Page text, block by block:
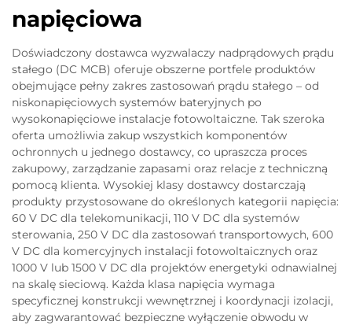
napięciowa
Doświadczony dostawca wyzwalaczy nadprądowych prądu
stałego (DC MCB) oferuje obszerne portfele produktów
obejmujące pełny zakres zastosowań prądu stałego – od
niskonapięciowych systemów bateryjnych po
wysokonapięciowe instalacje fotowoltaiczne. Tak szeroka
oferta umożliwia zakup wszystkich komponentów
ochronnych u jednego dostawcy, co upraszcza proces
zakupowy, zarządzanie zapasami oraz relacje z techniczną
pomocą klienta. Wysokiej klasy dostawcy dostarczają
produkty przystosowane do określonych kategorii napięcia:
60 V DC dla telekomunikacji, 110 V DC dla systemów
sterowania, 250 V DC dla zastosowań transportowych, 600
V DC dla komercyjnych instalacji fotowoltaicznych oraz
1000 V lub 1500 V DC dla projektów energetyki odnawialnej
na skalę sieciową. Każda klasa napięcia wymaga
specyficznej konstrukcji wewnętrznej i koordynacji izolacji,
aby zagwarantować bezpieczne wyłączenie obwodu w